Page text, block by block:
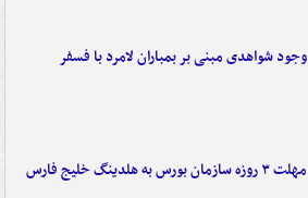
وجود شواهدی مبنی بر بمباران لامرد با فسفر
مهلت ۳ روزه سازمان بورس به هلدینگ خلیج فارس